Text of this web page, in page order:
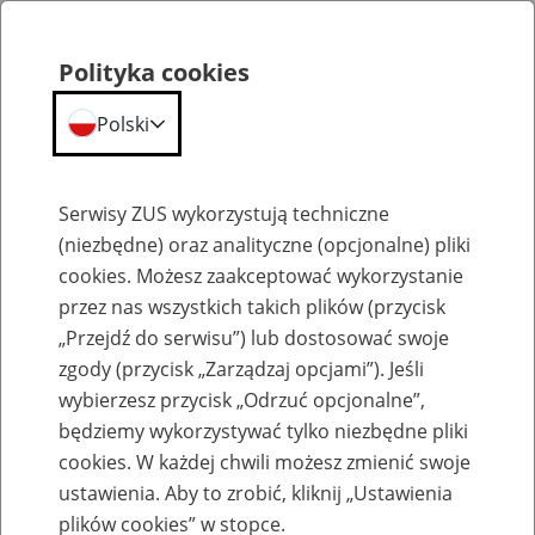
Komunikaty
Komunikaty techniczne
Polityka cookies
Polski
Serwisy ZUS wykorzystują techniczne
(niezbędne) oraz analityczne (opcjonalne) pliki
cookies. Możesz zaakceptować wykorzystanie
przez nas wszystkich takich plików (przycisk
„Przejdź do serwisu”) lub dostosować swoje
zgody (przycisk „Zarządzaj opcjami”). Jeśli
wybierzesz przycisk „Odrzuć opcjonalne”,
będziemy wykorzystywać tylko niezbędne pliki
cookies. W każdej chwili możesz zmienić swoje
ustawienia. Aby to zrobić, kliknij „Ustawienia
plików cookies” w stopce.